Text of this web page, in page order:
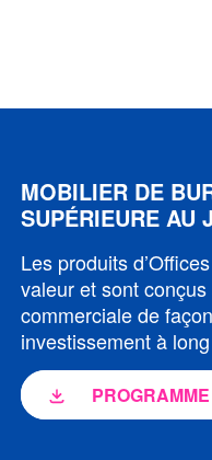
MOBILIER DE
SUPÉRIEURE AU
Les produits
valeur et sont
commerciale de
investissement à